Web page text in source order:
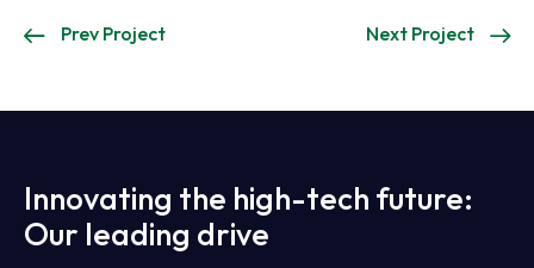
Prev Project Next Project
Innovating the high-tech future:
Our leading drive